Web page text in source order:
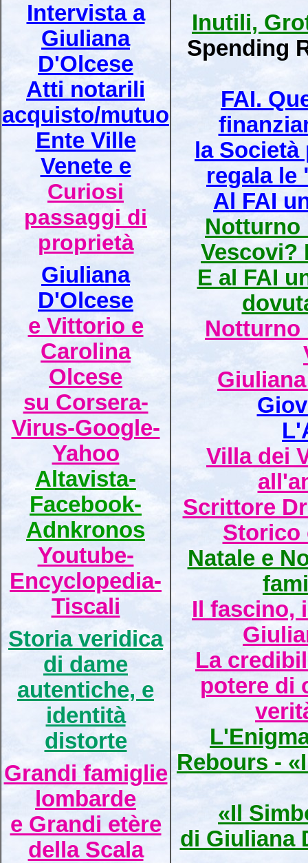
Intervista a
Giuliana
D'Olcese
Atti notarili
acquisto/mutuo
Ente Ville
Venete e
Curiosi
passaggi di
proprietà
Giuliana
D'Olcese
e Vittorio e
Carolina
Olcese
su Corsera-
Virus-Google-
Yahoo
Altavista-
Facebook-
Adnkronos
Youtube-
Encyclopedia-
Tiscali
Storia veridica
di dame
autentiche, e
identità
distorte
Grandi famiglie
lombarde
e Grandi etère
della Scala
Inutili,
Spending
FAI.
la
regala le
Al FAI
Notturno
Vescovi?
E al FAI
Notturno
Villa dei
Scrittore
Storico
Natale e
Il fascino,
La
potere di
Rebours -
«Il
di Giuliana